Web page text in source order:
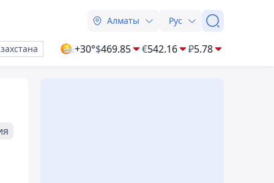
Алматы Рус
+30°$469.85 €542.16 ₽5.78